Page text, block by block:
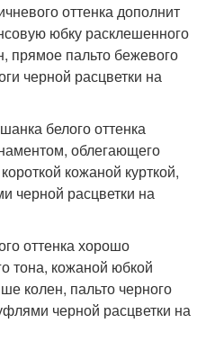
оттенка дополнит
юбку расклешенного
прямое пальто бежевого
черной расцветки на
белого оттенка
облегающего
кожаной курткой,
черной расцветки на
оттенка хорошо
тона, кожаной юбкой
колен, пальто черного
черной расцветки на